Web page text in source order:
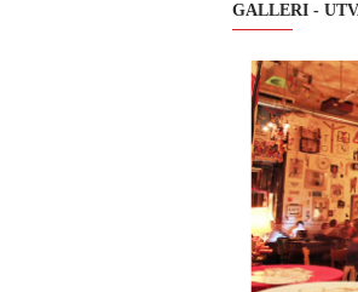
GALLERI -